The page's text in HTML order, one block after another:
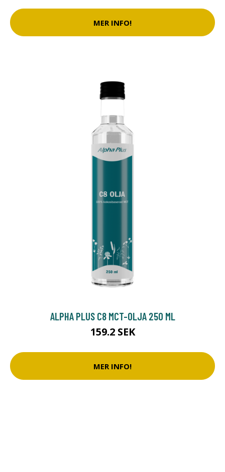
MER INFO!
ALPHA PLUS C8 MCT-OLJA 250 ML
159.2 SEK
MER INFO!